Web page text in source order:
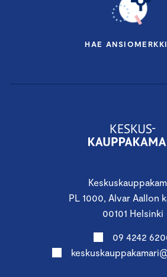
PL 1000, Alvar Aallon
00101 Helsinki
09 4242
HAE